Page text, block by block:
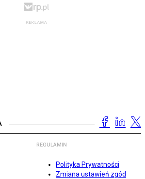
REGULAMIN
Polityka Prywatności
Zmiana ustawień zgód